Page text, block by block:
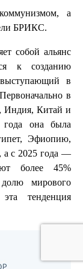
а
БРИКС.
собой альянс
к созданию
в
в
Индия, Китай и
она была
Эфиопию,
с 2025 года —
более 45%
мирового
тенденция